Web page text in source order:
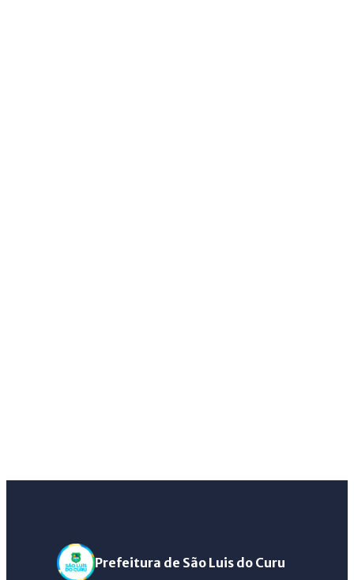
Prefeitura de São Luis do Curu
IntGest AI
Assistente do Portal